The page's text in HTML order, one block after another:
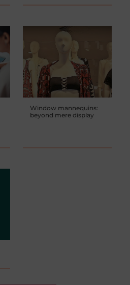
Window mannequins:
beyond mere display